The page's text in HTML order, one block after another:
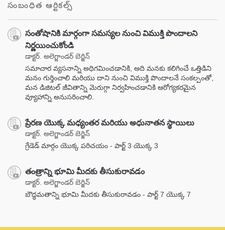
సంబంధిత ఆర్టికల్స్
సంతోషానికి మార్గంగా సమస్యల నుంచి విముక్తి పొందాలని
నిర్ణయించుకోండి
డాక్టర్. అలెగ్జాండర్ బెర్జిన్
సమాచార వ్యసనాన్ని అధిగమించడానికి, అది మనకు కలిగించే ఒత్తిడిని
మనం గుర్తించాలి మరియు దాని నుంచి విముక్తి పొందాలనే సంకల్పంతో,
మన డిజిటల్ జీవితాన్ని మెరుగ్గా నిర్వహించడానికి ఆరోగ్యకరమైన
వ్యూహాన్ని అనుసరించాలి.
ప్రేరణ యొక్క మధ్యంతర మరియు అధునాతన స్థాయిలు
డాక్టర్. అలెగ్జాండర్ బెర్జిన్
గ్రేడెడ్ మార్గం యొక్క పరిచయం - పార్ట్ 3 యొక్క 3
తంత్రాన్ని భూమి మీదకు తీసుకురావడం
డాక్టర్. అలెగ్జాండర్ బెర్జిన్
బౌద్ధమతాన్ని భూమి మీదకు తీసుకురావడం - పార్ట్ 7 యొక్క 7